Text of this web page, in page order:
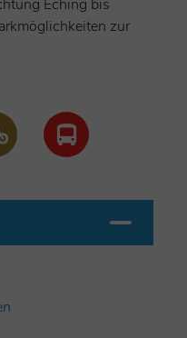
Eching bis
zur